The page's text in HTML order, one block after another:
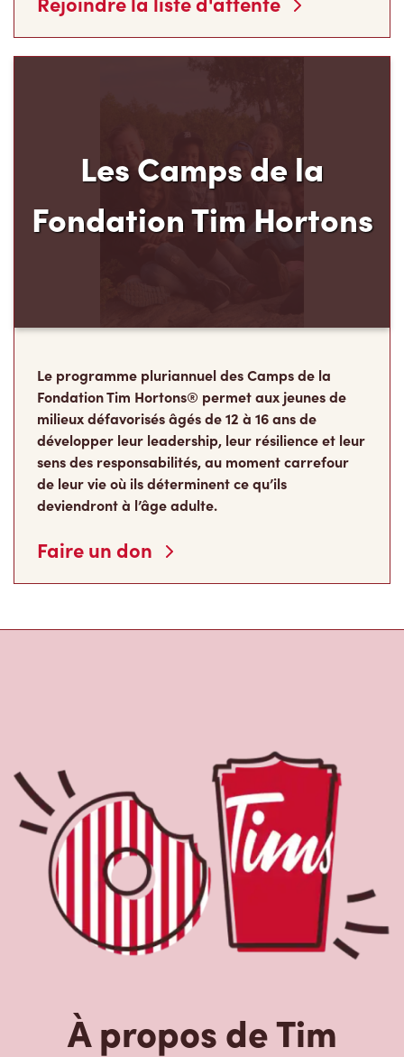
Fondation Tim Hortons
Fondation Tim Hortons® permet aux jeunes de
milieux défavorisés âgés de 12 à 16 ans de
développer leur leadership, leur résilience et leur
sens des responsabilités, au moment carrefour
de leur vie où ils déterminent ce qu’ils
deviendront à l’âge adulte.
Faire un don
À propos de Tim